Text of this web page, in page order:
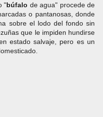
"búfalo de agua" procede de
o pantanosas, donde
sobre el lodo del fondo sin
que le impiden hundirse
estado salvaje, pero es un